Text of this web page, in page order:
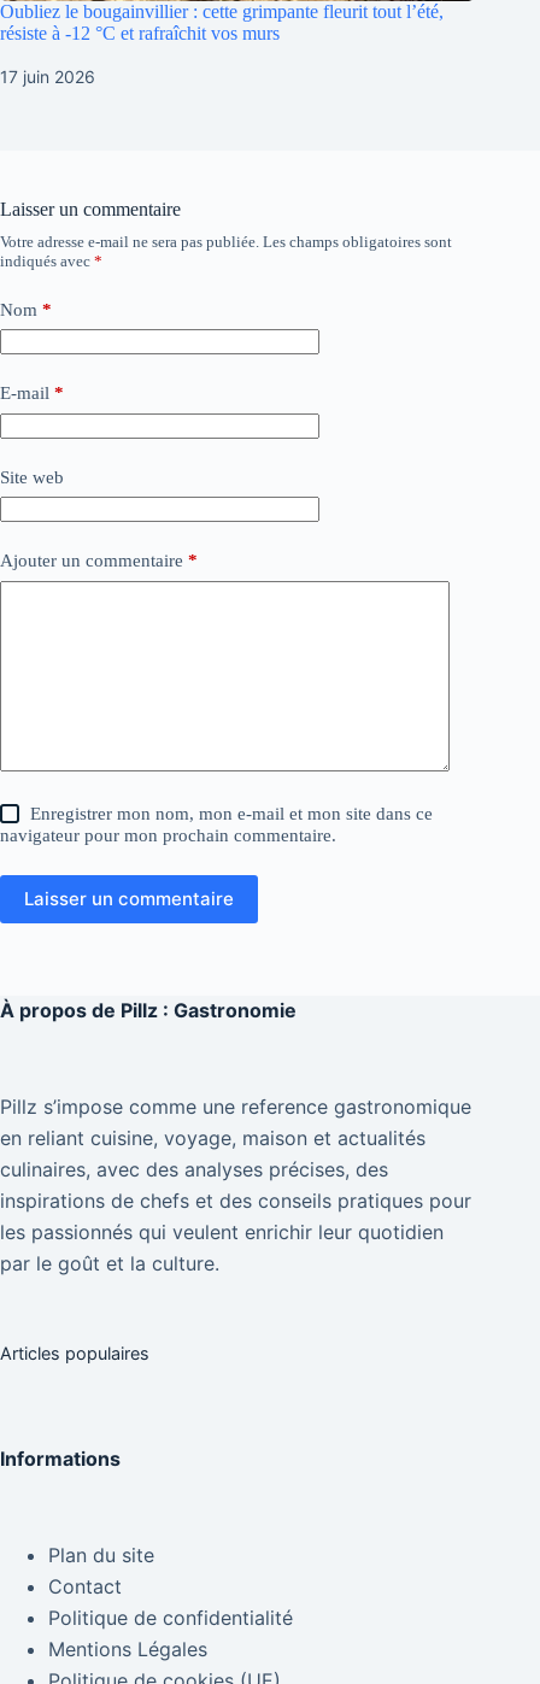
Oubliez le bougainvillier : cette grimpante fleurit tout l’été,
résiste à -12 °C et rafraîchit vos murs
17 juin 2026
Laisser un commentaire
Votre adresse e-mail ne sera pas publiée. Les champs obligatoires sont
indiqués avec *
Nom *
E-mail *
Site web
Ajouter un commentaire *
Enregistrer mon nom, mon e-mail et mon site dans ce
navigateur pour mon prochain commentaire.
Laisser un commentaire
À propos de Pillz : Gastronomie
Pillz s’impose comme une reference gastronomique
en reliant cuisine, voyage, maison et actualités
culinaires, avec des analyses précises, des
inspirations de chefs et des conseils pratiques pour
les passionnés qui veulent enrichir leur quotidien
par le goût et la culture.
Articles populaires
Informations
Plan du site
Contact
Politique de confidentialité
Mentions Légales